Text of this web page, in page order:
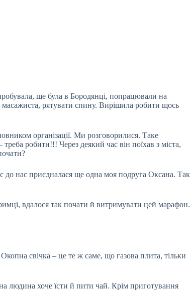
ще була в Бородянці, попрацювали на
рятувати спину. Вирішила робити щось
організації. Ми розговорилися. Таке
робити!!! Через деякий час він поїхав з міста,
до нас приєдналася ще одна моя подруга Оксана. Так
вдалося так почати й витримувати цей марафон.
свічка – це те ж саме, що газова плита, тільки
людина хоче їсти й пити чай. Крім приготування